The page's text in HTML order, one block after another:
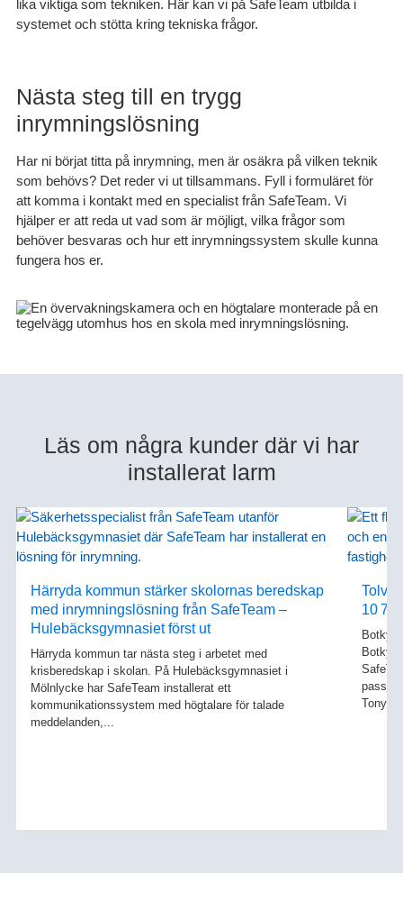
lika viktiga som tekniken. Här kan vi på SafeTeam utbilda i
systemet och stötta kring tekniska frågor.
Nästa steg till en trygg
inrymningslösning
Har ni börjat titta på inrymning, men är osäkra på vilken teknik
som behövs? Det reder vi ut tillsammans. Fyll i formuläret för
att komma i kontakt med en specialist från SafeTeam. Vi
hjälper er att reda ut vad som är möjligt, vilka frågor som
behöver besvaras och hur ett inrymningssystem skulle kunna
fungera hos er.
Läs om några kunder där vi har
installerat larm
Härryda kommun stärker skolornas beredskap
med inrymningslösning från SafeTeam –
Hulebäcksgymnasiet först ut
Härryda kommun tar nästa steg i arbetet med
krisberedskap i skolan. På Hulebäcksgymnasiet i
Mölnlycke har SafeTeam installerat ett
kommunikationssystem med högtalare för talade
meddelanden,...
Tolv
10
Tony...